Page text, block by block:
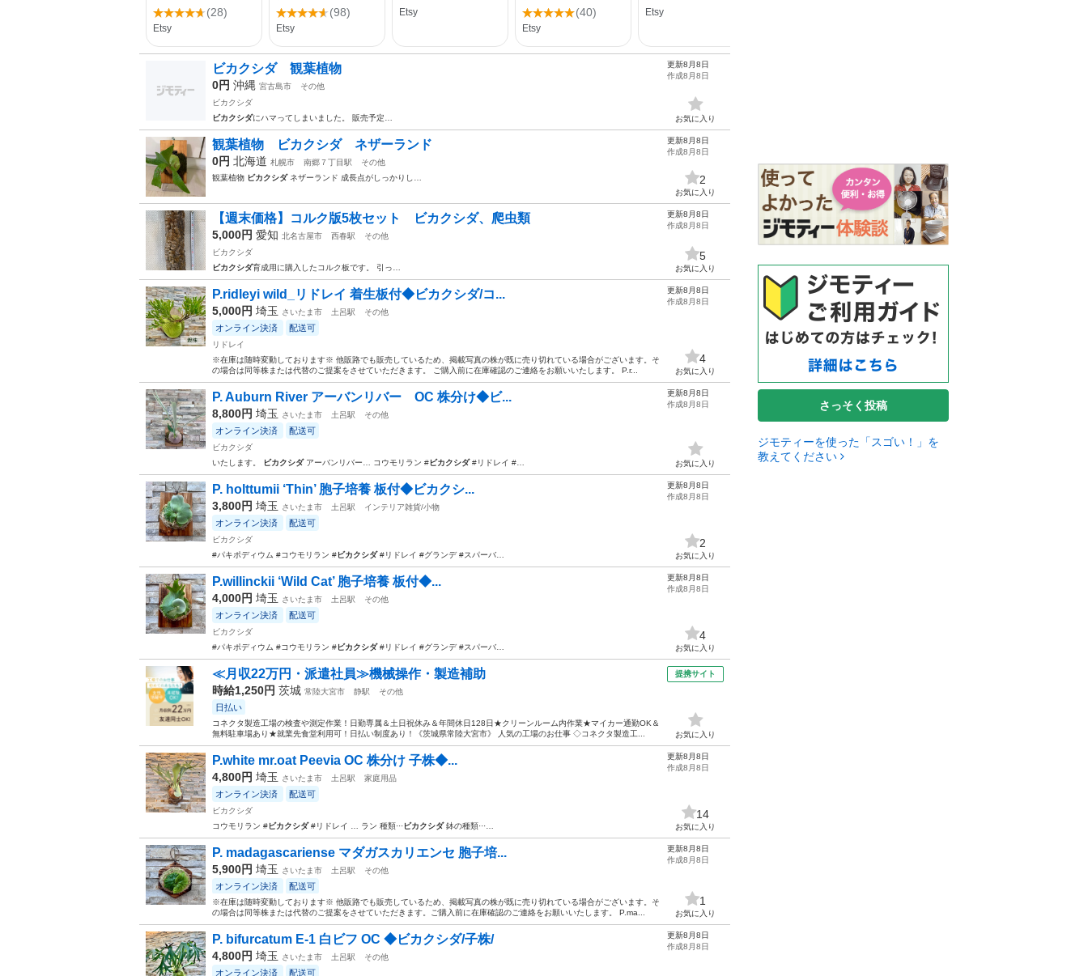
ビカクシダ 観葉植物
0円 沖縄 宮古島市
その他
ビカクシダ
ビカクシダにハマってしまいました。 販売予定…
更新8月8日
作成8月8日
お気に入り
観葉植物 ビカクシダ ネザーランド
0円 北海道 札幌市 南郷７丁目駅
その他
観葉植物 ビカクシダネザーランド 成長点がしっかりし…
更新8月8日
作成8月8日
2
お気に入り
【週末価格】コルク版5枚セット ビカクシダ、爬虫類
5,000円 愛知 北名古屋市 西春駅
その他
ビカクシダ
ビカクシダ育成用に購入したコルク板です。 引っ…
更新8月8日
作成8月8日
5
お気に入り
P.ridleyi wild_リドレイ 着生板付◆ビカクシダ/コ...
5,000円 埼玉 さいたま市 土呂駅 その他
オンライン決済 配送可
リドレイ
※在庫は随時変動しております※ 他販路でも販売しているため、掲載写真の株が既に売り切れている場合がございます。そ
の場合は同等株または代替のご提案をさせていただきます。 ご購入前に在庫確認のご連絡をお願いいたします。 P.r...
更新8月8日
作成8月8日
4
お気に入り
P. Auburn River アーバンリバー OC 株分け◆ビ...
8,800円 埼玉 さいたま市 土呂駅 その他
オンライン決済 配送可
ビカクシダ
いたします。
ビカクシダアーバンリバー… コウモリラン #ビカクシダ#リドレイ #…
更新8月8日
作成8月8日
お気に入り
P. holttumii ‘Thin’ 胞子培養 板付◆ビカクシ...
3,800円 埼玉 さいたま市 土呂駅 インテリア雑貨/小物
オンライン決済 配送可
ビカクシダ
#パキポディウム #コウモリラン #ビカクシダ#リドレイ #グランデ #スパーバ…
更新8月8日
作成8月8日
2
お気に入り
P.willinckii ‘Wild Cat’ 胞子培養 板付◆...
4,000円 埼玉 さいたま市 土呂駅 その他
オンライン決済 配送可
ビカクシダ
#パキポディウム #コウモリラン #ビカクシダ#リドレイ #グランデ #スパーバ…
更新8月8日
作成8月8日
4
お気に入り
≪月収22万円・派遣社員≫機械操作・製造補助
時給1,250円 茨城 常陸大宮市 静駅 その他
日払い
コネクタ製造工場の検査や測定作業！日勤専属＆土日祝休み＆年間休日128日★クリーンルーム内作業★マイカー通勤OK＆
無料駐車場あり★就業先食堂利用可！日払い制度あり！《茨城県常陸大宮市》 人気の工場のお仕事 ◇コネクタ製造工...
提携サイト
お気に入り
P.white mr.oat Peevia OC 株分け 子株◆...
4,800円 埼玉 さいたま市 土呂駅 家庭用品
オンライン決済 配送可
ビカクシダ
コウモリラン #ビカクシダ#リドレイ … ラン 種類···ビカクシダ鉢の種類···…
更新8月8日
作成8月8日
14
お気に入り
P. madagascariense マダガスカリエンセ 胞子培...
5,900円 埼玉 さいたま市 土呂駅 その他
オンライン決済 配送可
※在庫は随時変動しております※ 他販路でも販売しているため、掲載写真の株が既に売り切れている場合がございます。そ
の場合は同等株または代替のご提案をさせていただきます。ご購入前に在庫確認のご連絡をお願いいたします。 P.ma...
更新8月8日
作成8月8日
1
お気に入り
P. bifurcatum E-1 白ビフ OC ◆ビカクシダ/子株/
4,800円 埼玉 さいたま市 土呂駅 その他
オンライン決済 配送可
更新8月8日
作成8月8日
さっそく投稿
ジモティーを使った「スゴい！」を
教えてください